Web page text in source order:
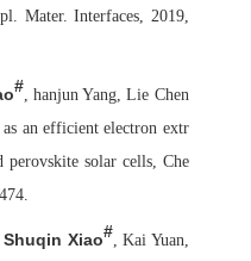
Mater. Interfaces, 2019,
#, hanjun Yang, Lie Chen
an efficient electron extr
solar cells, Che
Shuqin Xiao#, Kai Yuan,